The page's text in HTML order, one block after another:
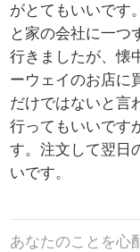
がとてもいいです
と家の会社に一つ
行きましたが、懐
ーウェイのお店に
だけではないと言
行ってもいいです
す。注文して翌日
いです。
あなたのことを心